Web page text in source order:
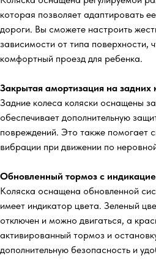
которая позволяет адаптировать
дороги. Вы сможете настроить
зависимости от типа поверхности,
комфортный проезд для ребенка.
Закрытая амортизация на задних
Задние колеса коляски оснащены
обеспечивает дополнительную
повреждений. Это также помогает
вибрации при движении по
Обновленный тормоз с
Коляска оснащена обновленной
имеет индикатор цвета. Зеленый
отключен и можно двигаться, а
активированный тормоз и
дополнительную безопасность и